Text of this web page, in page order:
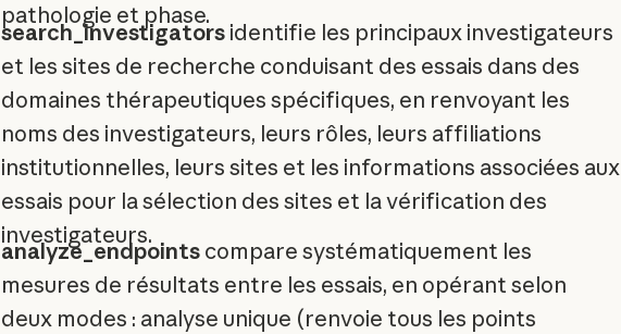
pathologie et phase.
search_investigators identifie les principaux investigateurs
et les sites de recherche conduisant des essais dans des
domaines thérapeutiques spécifiques, en renvoyant les
noms des investigateurs, leurs rôles, leurs affiliations
institutionnelles, leurs sites et les informations associées aux
essais pour la sélection des sites et la vérification des
investigateurs.
analyze_endpoints compare systématiquement les
mesures de résultats entre les essais, en opérant selon
deux modes : analyse unique (renvoie tous les points